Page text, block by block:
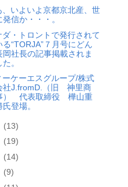
、いよいよ京都京北産、世
発信か・・・。
ダ・トロントで発行されて
る“TORJA”７月号にどん
岡社長の記事掲載されま
た。
ーケーエスグループ/株式
社J.fromD.（旧 神里商
） 代表取締役 樺山重
氏登場。
(13)
(19)
(14)
(9)